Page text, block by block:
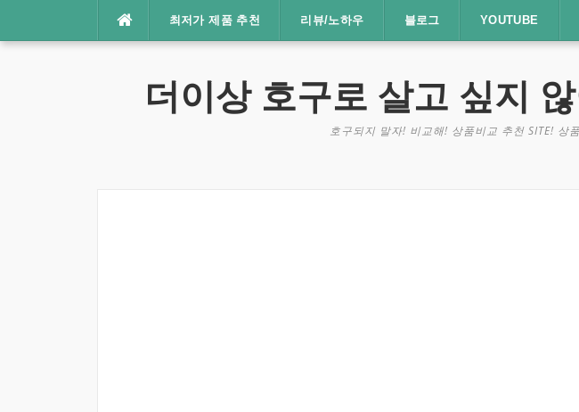
최저가 제품 추천 리뷰/노하우 블로그 YOUTUBE
더이상 호구로 살고 싶지
호구되지 말자! 비교해! 상품비교 추천 SITE!